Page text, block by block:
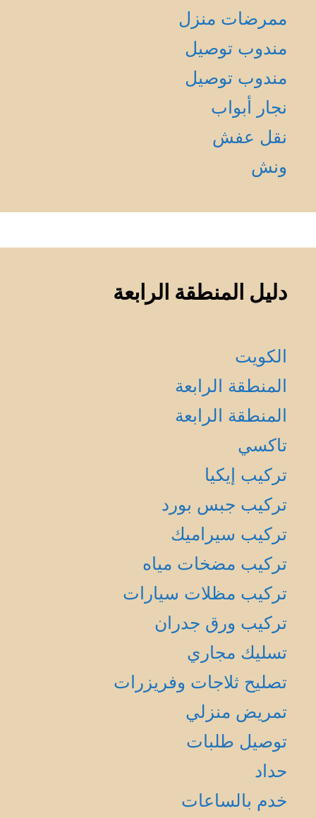
ممرضات منزل
مندوب توصيل
مندوب توصيل
نجار أبواب
نقل عفش
ونش
دليل المنطقة الرابعة
الكويت
المنطقة الرابعة
المنطقة الرابعة
تاكسي
تركيب إيكيا
تركيب جبس بورد
تركيب سيراميك
تركيب مضخات مياه
تركيب مظلات سيارات
تركيب ورق جدران
تسليك مجاري
تصليح ثلاجات وفريزرات
تمريض منزلي
توصيل طلبات
حداد
خدم بالساعات